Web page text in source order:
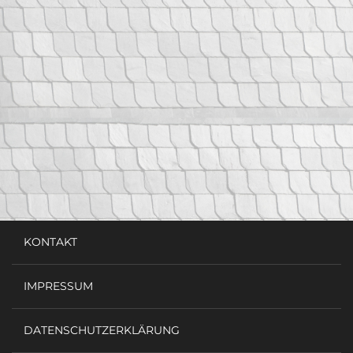
KONTAKT
IMPRESSUM
DATENSCHUTZERKLÄRUNG